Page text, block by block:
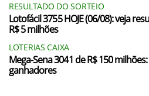
RESULTADO DO SORTEIO
Lotofácil 3755 HOJE (06/08): veja
R$ 5 milhões
LOTERIAS CAIXA
Mega-Sena 3041 de R$ 150
ganhadores